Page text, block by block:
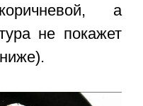
а
не покажет